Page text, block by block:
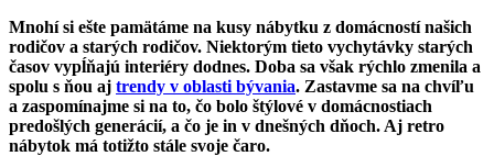
Mnohí si ešte pamätáme na kusy nábytku z domácností našich
rodičov a starých rodičov. Niektorým tieto vychytávky starých
časov vypĺňajú interiéry dodnes. Doba sa však rýchlo zmenila a
spolu s ňou aj trendy v oblasti bývania. Zastavme sa na chvíľu
a zaspomínajme si na to, čo bolo štýlové v domácnostiach
predošlých generácií, a čo je in v dnešných dňoch. Aj retro
nábytok má totižto stále svoje čaro.